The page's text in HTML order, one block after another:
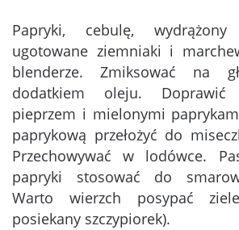
Papryki, cebulę,
ugotowane ziemniaki i
blenderze. Zmiksować na
dodatkiem oleju. Doprawić
pieprzem i mielonymi
paprykową przełożyć do
Przechowywać w lodówce.
papryki stosować do
Warto wierzch posypać
posiekany szczypiorek).